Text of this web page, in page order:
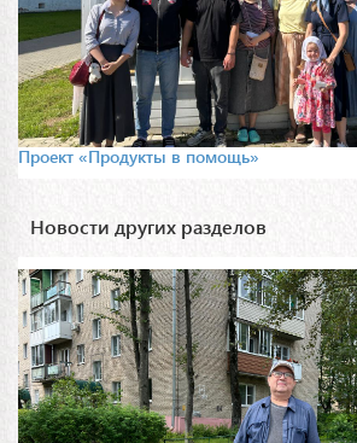
Проект «Продукты в помощь»
Новости других разделов